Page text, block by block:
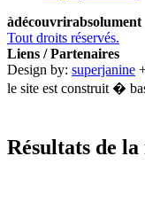
àdécouvrirabsolument
Tout droits réservés.
Liens / Partenaires
Design by: superjanine
le site est construit �
Résultats de